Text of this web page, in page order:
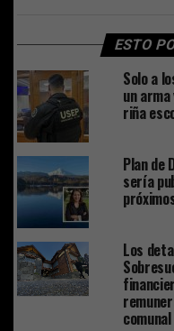
ESTO
Solo a
un
riña
Plan de
sería
Los
comunal